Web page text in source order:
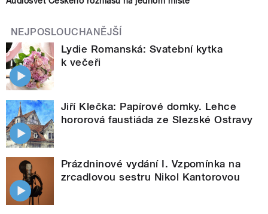
NEJPOSLOUCHANĚJŠÍ
Lydie Romanská: Svatební kytka
k večeři
Jiří Klečka: Papírové domky. Lehce
hororová faustiáda ze Slezské Ostravy
Prázdninové vydání I. Vzpomínka na
zrcadlovou sestru Nikol Kantorovou